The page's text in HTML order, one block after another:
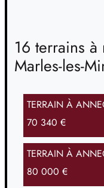
16 terrains
Marles-les-
TERRAIN À
70 340 €
TERRAIN À
80 000 €